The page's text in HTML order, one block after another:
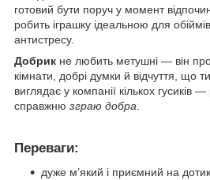
готовий бути поруч у момент
робить іграшку ідеальною для
антистресу.
Добрик не любить метушні — він про
кімнати, добрі думки й відчуття, що
виглядає у компанії кількох
справжню зграю добра.
Переваги:
дуже м’який і приємний на